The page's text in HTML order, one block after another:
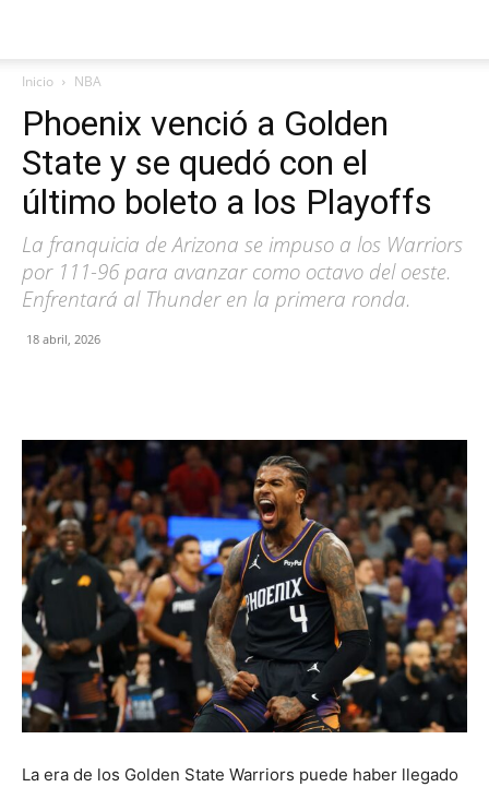
Inicio NBA
Phoenix venció a Golden
State y se quedó con el
último boleto a los Playoffs
La franquicia de Arizona se impuso a los Warriors
por 111-96 para avanzar como octavo del oeste.
Enfrentará al Thunder en la primera ronda.
18 abril, 2026
La era de los Golden State Warriors puede haber llegado